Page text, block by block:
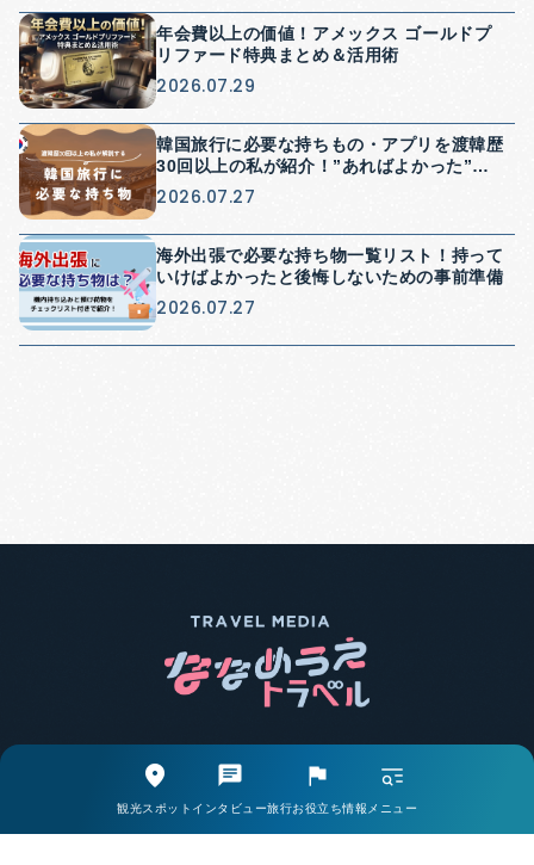
年会費以上の価値！アメックス ゴールドプ
リファード特典まとめ＆活用術
2026.07.29
韓国旅行に必要な持ちもの・アプリを渡韓歴
30回以上の私が紹介！”あればよかった”を
防げる持ち物紹介
2026.07.27
海外出張で必要な持ち物一覧リスト！持って
いけばよかったと後悔しないための事前準備
2026.07.27
観光スポット インタビュー旅行お役立ち情報 メニュー
エリア別で探す
観光スポットから探す
取材・インタビューから探す